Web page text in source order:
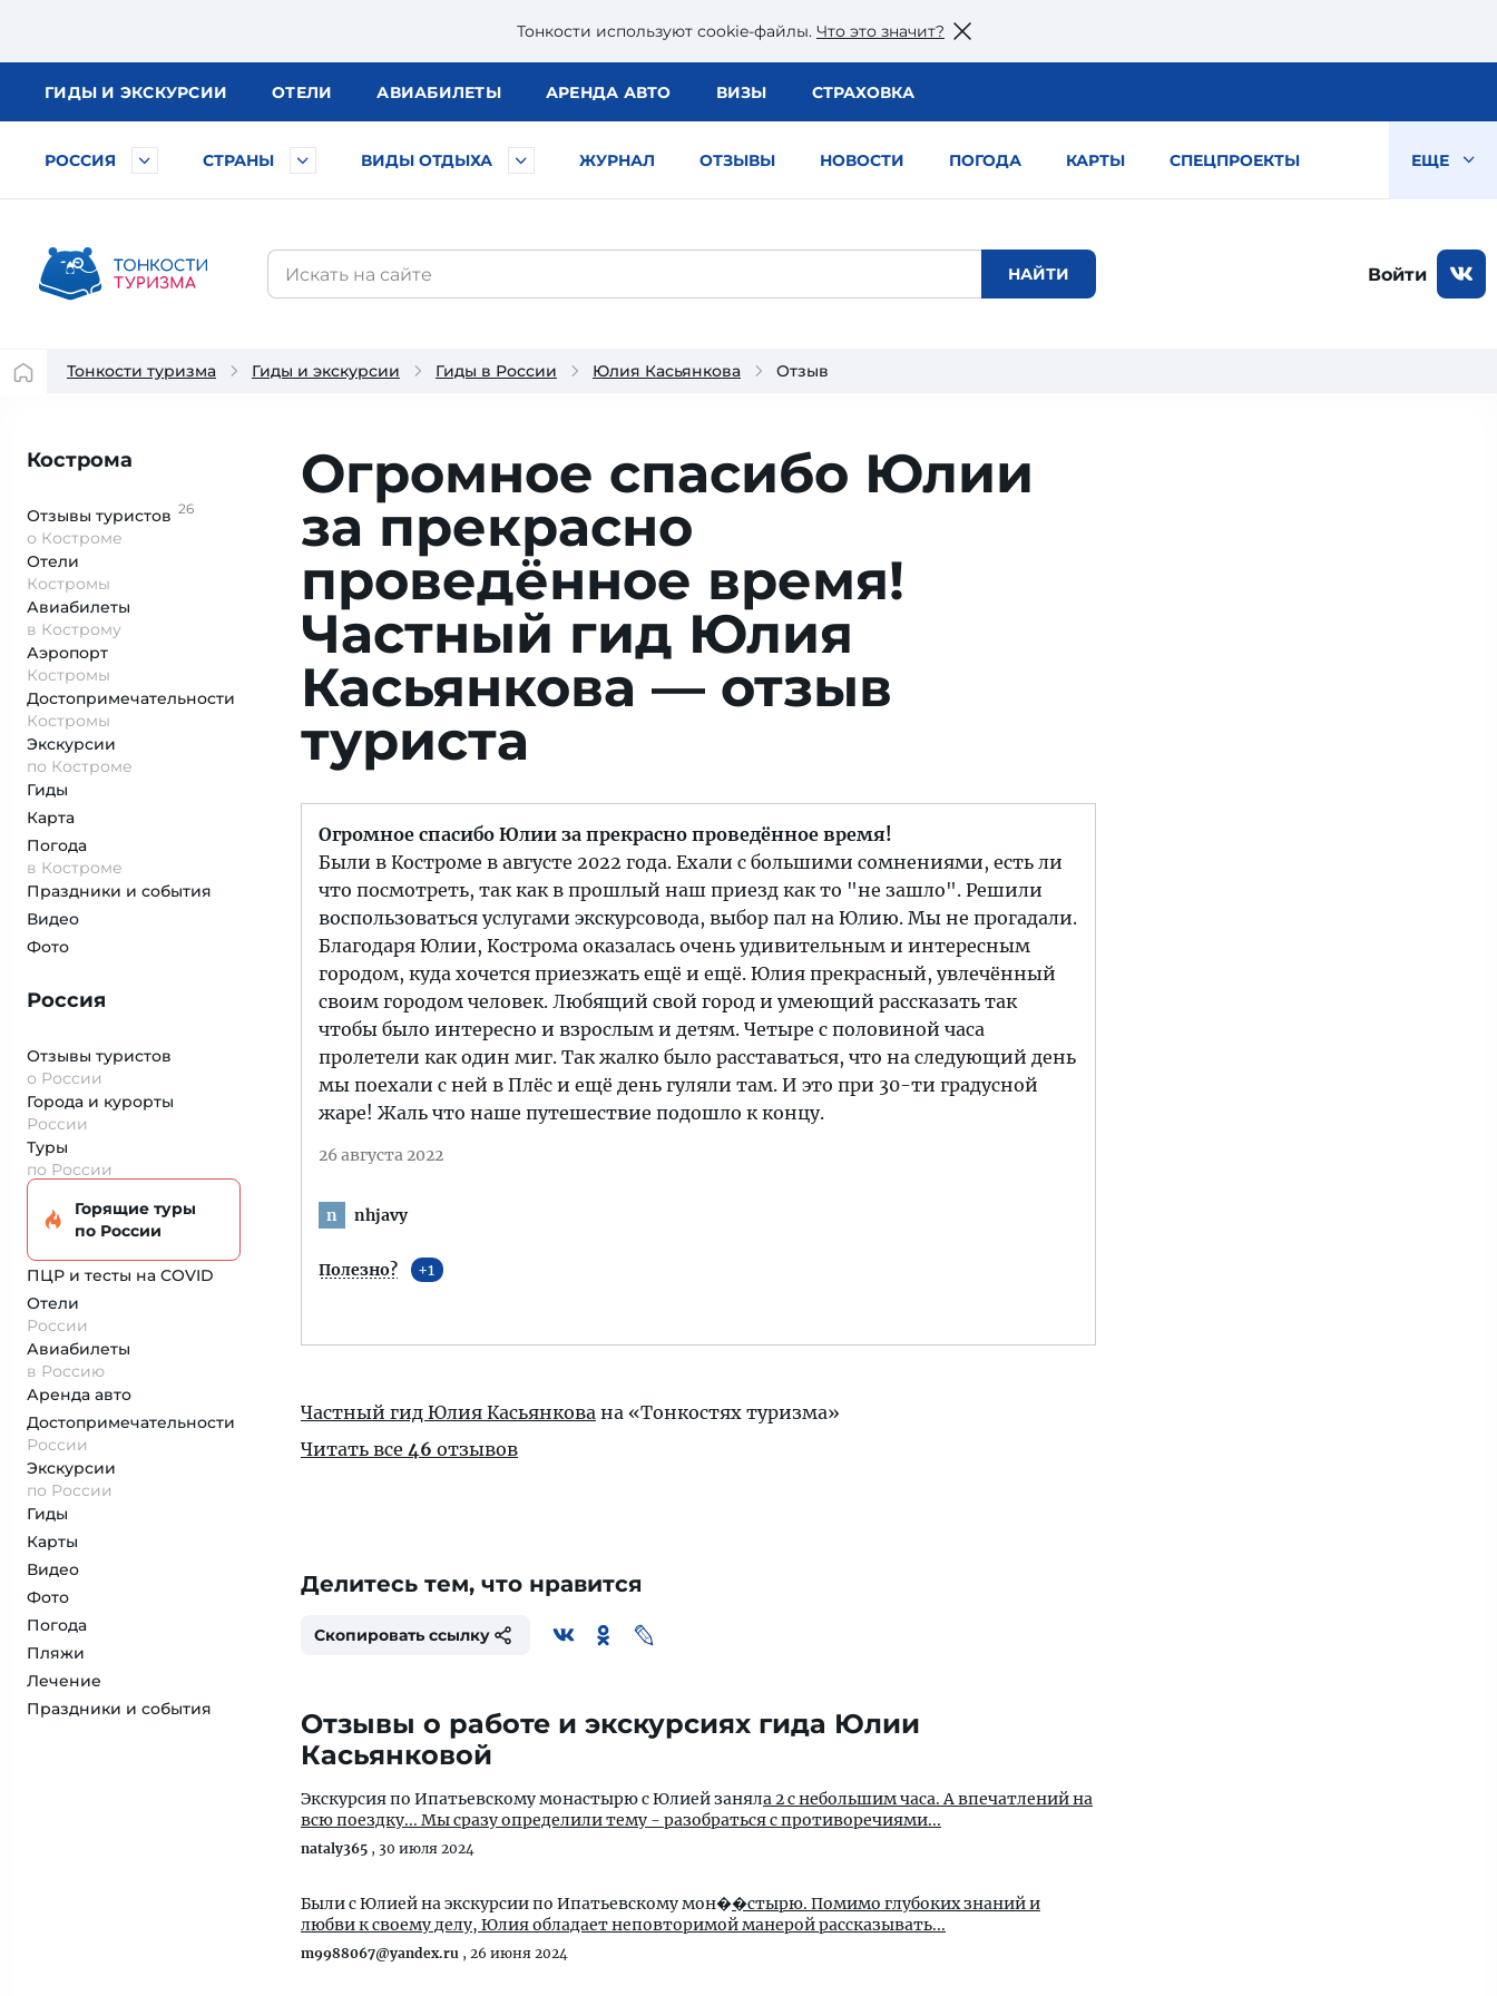
Тонкости используют сookie-файлы. Что это значит?
ГИДЫ И ЭКСКУРСИИ ОТЕЛИ АВИАБИЛЕТЫ АРЕНДА АВТО ВИЗЫ СТРАХОВКА
РОССИЯ СТРАНЫ ВИДЫ ОТДЫХА ЖУРНАЛ ОТЗЫВЫ НОВОСТИ ПОГОДА КАРТЫ СПЕЦПРОЕКТЫ ЕЩЕ
Войти
Тонкости туризма Гиды и экскурсии Гиды в России Юлия Касьянкова Отзыв
Кострома
Отзывы туристов 26
о Костроме
Отели
Костромы
Авиабилеты
в Кострому
Аэропорт
Костромы
Достопримеча­тельности
Костромы
Экскурсии
по Костроме
Гиды
Карта
Погода
в Костроме
Праздники и события
Видео
Фото
Россия
Отзывы туристов
о России
Города и курорты
России
Туры
по России
Горящие туры
по России
ПЦР и тесты на COVID
Отели
России
Авиабилеты
в Россию
Аренда авто
Достопримеча­тельности
России
Экскурсии
по России
Гиды
Карты
Видео
Фото
Погода
Пляжи
Лечение
Праздники и события
Огромное спасибо Юлии
за прекрасно
проведённое время!
Частный гид Юлия
Касьянкова — отзыв
туриста
Огромное спасибо Юлии за прекрасно проведённое время!
Были в Костроме в августе 2022 года. Ехали с большими сомнениями, есть ли
что посмотреть, так как в прошлый наш приезд как то "не зашло". Решили
воспользоваться услугами экскурсовода, выбор пал на Юлию. Мы не прогадали.
Благодаря Юлии, Кострома оказалась очень удивительным и интересным
городом, куда хочется приезжать ещё и ещё. Юлия прекрасный, увлечённый
своим городом человек. Любящий свой город и умеющий рассказать так
чтобы было интересно и взрослым и детям. Четыре с половиной часа
пролетели как один миг. Так жалко было расставаться, что на следующий день
мы поехали с ней в Плёс и ещё день гуляли там. И это при 30-ти градусной
жаре! Жаль что наше путешествие подошло к концу.
26 августа 2022
n nhjavy
Полезно? 1
Частный гид Юлия Касьянкова на «Тонкостях туризма»
Читать все 46 отзывов
Делитесь тем, что нравится
Скопировать ссылку
Отзывы о работе и экскурсиях гида Юлии
Касьянковой
Экскурсия по Ипатьевскому монастырю с Юлией заняла 2 с небольшим часа. А впечатлений на
всю поездку... Мы сразу определили тему - разобраться с противоречиями...
nataly365 , 30 июля 2024
Были с Юлией на экскурсии по Ипатьевскому мон��стырю. Помимо глубоких знаний и
любви к своему делу, Юлия обладает неповторимой манерой рассказывать...
m9988067@yandex.ru , 26 июня 2024